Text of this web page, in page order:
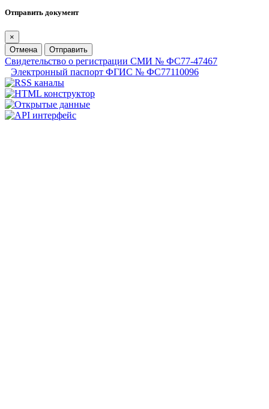
Отправить документ
×
Отмена
Отправить
Свидетельство о регистрации СМИ № ФС77-47467
Электронный паспорт ФГИС № ФС77110096